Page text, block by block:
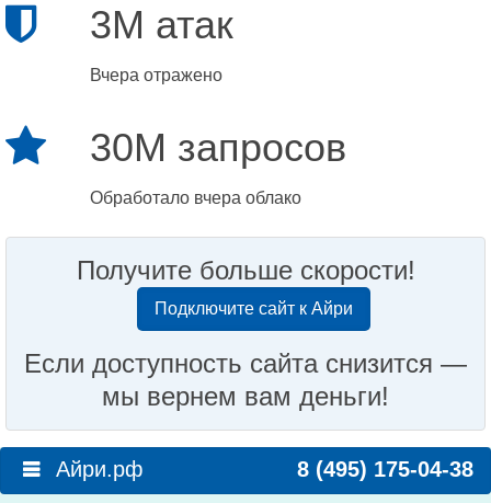
3M атак
Вчера отражено
30M запросов
Обработало вчера облако
Получите больше скорости!
Подключите сайт к Айри
Если доступность сайта снизится —
мы вернем вам деньги!
Айри.рф 8 (495) 175-04-38